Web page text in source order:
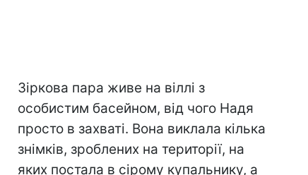
Зіркова пара живе на віллі з
особистим басейном, від чого Надя
просто в захваті. Вона виклала кілька
знімків, зроблених на території, на
яких постала в сірому купальнику, а